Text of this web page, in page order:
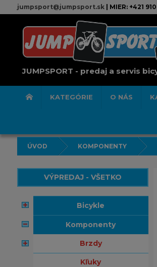
jumpsport@jumpsport.sk| MIER: +421
JUMPSPORT - predaj a servis
KATEGÓRIE O NÁS
ÚVOD KOMPONENTY
VÝPREDAJ - VŠETKO
bicykle
komponenty
brzdy
kľuky